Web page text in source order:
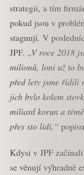
strategii, a tím
pokud jsou v
stagnují. V
JPF. „V roce 2018
milionů, loni už to
před lety jsme řídili
jich bylo kolem
miliard korun a
přes sto lidí,“
Kdysi v JPF
se věnují výhradně